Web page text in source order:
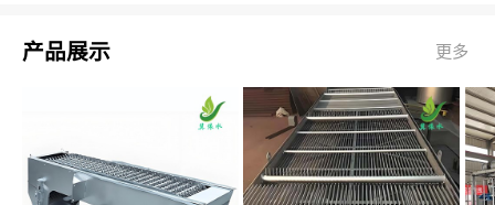
产品展示 更多